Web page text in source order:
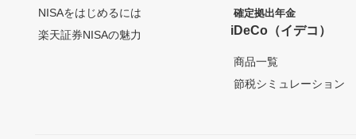
NISAをはじめるには
楽天証券NISAの魅力
確定拠出年金
iDeCo（イデコ）
商品一覧
節税シミュレーション